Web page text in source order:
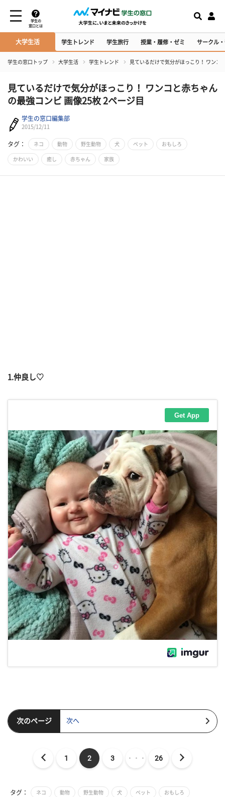
学生の
窓口とは
大学生活 学生トレンド 学生旅行 授業・履修・ゼミ サークル
学生の窓口トップ 大学生活 学生トレンド 見ているだけで気分がほっこり！ ワンコ
見ているだけで気分がほっこり！ ワンコと赤ちゃん
の最強コンビ 画像25枚 2ページ目
学生の窓口編集部
2015/12/11
タグ： ネコ 動物 野生動物 犬 ペット おもしろ
かわいい 癒し 赤ちゃん 家族
1.仲良し♡
次のページ 次へ
1 2 3 ・・・ 26
タグ： ネコ 動物 野生動物 犬 ペット おもしろ